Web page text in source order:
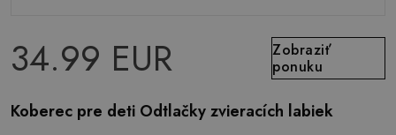
34.99 EUR
Zobraziť
ponuku
Koberec pre deti Odtlačky zvieracích labiek